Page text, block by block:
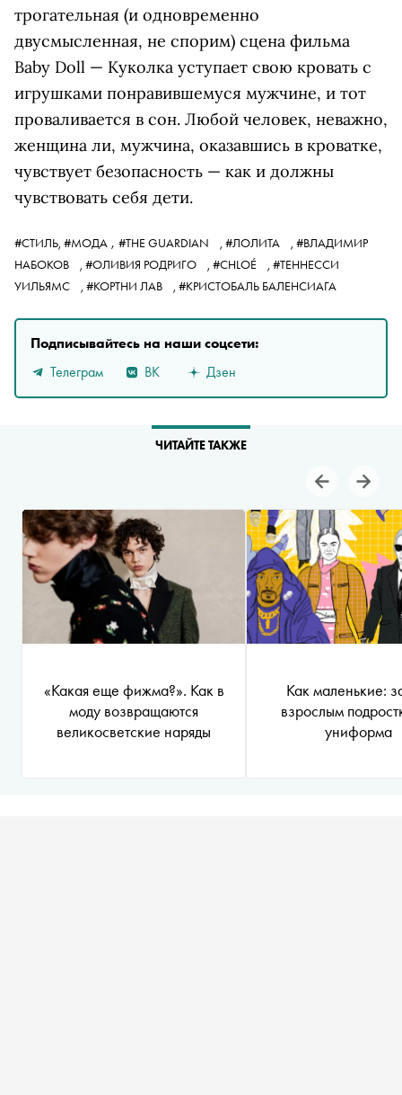
трогательная (и одновременно
двусмысленная, не спорим) сцена фильма
Baby Doll — Куколка уступает свою кровать с
игрушками понравившемуся мужчине, и тот
проваливается в сон. Любой человек, неважно,
женщина ли, мужчина, оказавшись в кроватке,
чувствует безопасность — как и должны
чувствовать себя дети.
#СТИЛЬ, #МОДА , #THE GUARDIAN , #ЛОЛИТА , #ВЛАДИМИР
НАБОКОВ
, #ОЛИВИЯ РОДРИГО , #CHLOÉ , #ТЕННЕССИ
УИЛЬЯМС
, #КОРТНИ ЛАВ , #КРИСТОБАЛЬ БАЛЕНСИАГА
Подписывайтесь на наши соцсети:
Телеграм
ВК Дзен
ЧИТАЙТЕ ТАКЖЕ
«Какая еще фижма?». Как в
моду возвращаются
великосветские наряды
Как маленькие:
взрослым
униформа